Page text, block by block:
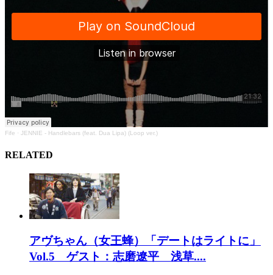
Fife · JENNIE - Handlebars (feat. Dua Lipa) (Loop ver.)
RELATED
アヴちゃん（女王蜂）「デートはライトに」
Vol.5 ゲスト：志磨遼平 浅草....